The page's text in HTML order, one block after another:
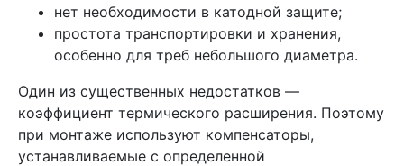
нет необходимости в катодной защите;
простота транспортировки и хранения,
особенно для треб небольшого диаметра.
Один из существенных недостатков —
коэффициент термического расширения. Поэтому
при монтаже используют компенсаторы,
устанавливаемые с определенной